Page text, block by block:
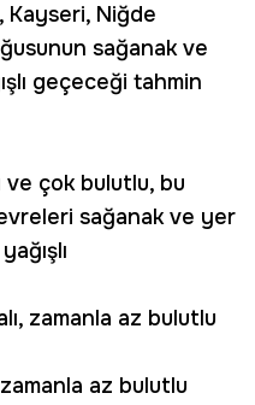
Kayseri, Niğde
sağanak ve
geçeceği tahmin
ve çok bulutlu, bu
sağanak ve yer
zamanla az bulutlu
zamanla az bulutlu